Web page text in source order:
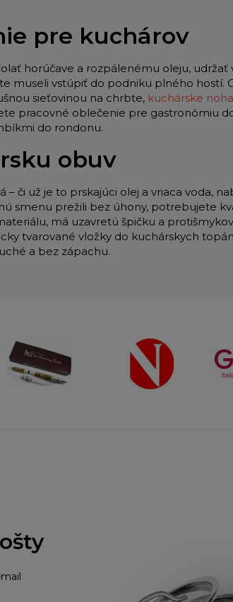
pre kuchárov
horúčave a rozpálenému oleju, udržať
museli vstúpiť do podniku plného hostí.
sieťovinou na chrbte, kuchárske
pracovné oblečenie pre gastronómiu
do rondonu.
obuv
či už je to prskajúci olej a vriaca voda,
smenu prežili bez úhony, potrebujete
má uzavretú špičku a
tvarované vložky do kuchárskych
a bez zápachu.